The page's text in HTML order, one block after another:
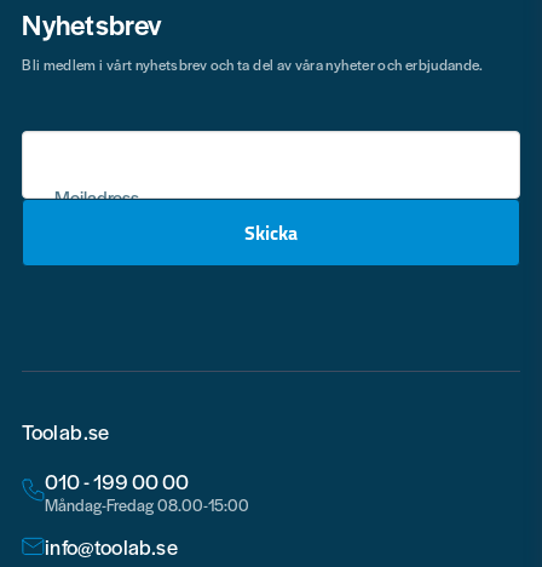
Nyhetsbrev
Mejladress
Skicka
Bli medlem i vårt nyhetsbrev och ta del av våra nyheter och erbjudande.
Toolab.se
010 - 199 00 00
Måndag-Fredag 08.00-15:00
info@toolab.se